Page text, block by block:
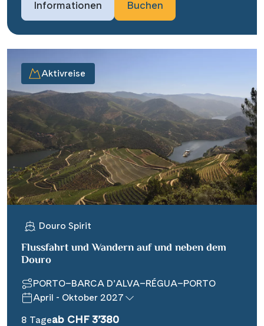
Informationen Buchen
Aktivreise
Douro Spirit
Flussfahrt und Wandern auf und neben dem
Douro
PORTO–BARCA D’ALVA–RÉGUA–PORTO
April - Oktober 2027
8 Tageab CHF 3’380